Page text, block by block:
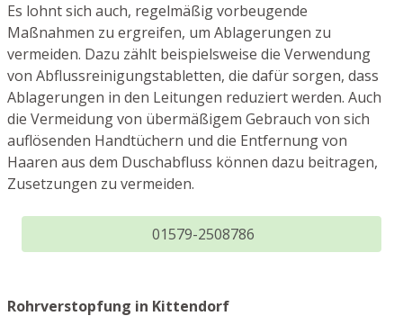
Es lohnt sich auch, regelmäßig vorbeugende
Maßnahmen zu ergreifen, um Ablagerungen zu
vermeiden. Dazu zählt beispielsweise die Verwendung
von Abflussreinigungstabletten, die dafür sorgen, dass
Ablagerungen in den Leitungen reduziert werden. Auch
die Vermeidung von übermäßigem Gebrauch von sich
auflösenden Handtüchern und die Entfernung von
Haaren aus dem Duschabfluss können dazu beitragen,
Zusetzungen zu vermeiden.
01579-2508786
Rohrverstopfung in Kittendorf